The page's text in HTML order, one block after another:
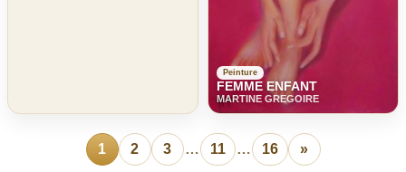
Peinture
FEMME ENFANT
MARTINE GREGOIRE
1 2 3 … 11 … 16 »